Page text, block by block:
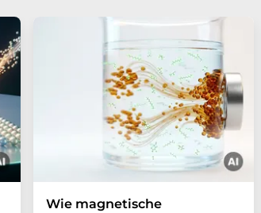
Wie magnetische